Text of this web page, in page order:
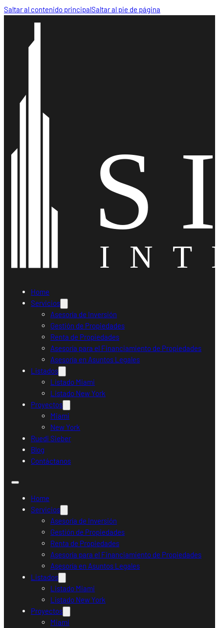
Saltar al contenido principalSaltar al pie de página
Home
Servicios
Asesoría de Inversión
Gestión de Propiedades
Renta de Propiedades
Asesoría para el Financiamiento de Propiedades
Asesoría en Asuntos Legales
Listados
Listado Miami
Listado New York
Proyectos
Miami
New York
Ruedi Sieber
Blog
Contáctanos
Home
Servicios
Asesoría de Inversión
Gestión de Propiedades
Renta de Propiedades
Asesoría para el Financiamiento de Propiedades
Asesoría en Asuntos Legales
Listados
Listado Miami
Listado New York
Proyectos
Miami